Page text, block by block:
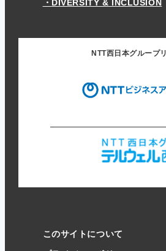
DIVERSITY & INCLUSION
NTT西日本グループ
このサイトについて